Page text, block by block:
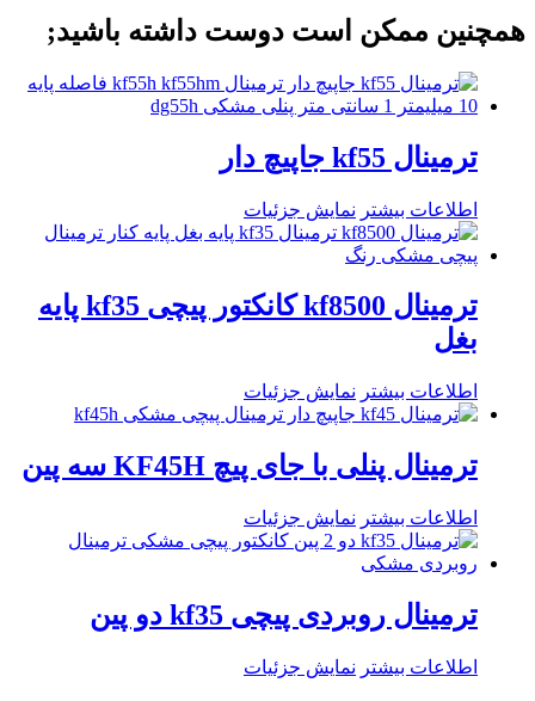
همچنین ممکن است دوست داشته باشید;
ترمینال kf55 جاپیچ دار
اطلاعات بیشتر نمایش جزئیات
ترمینال kf8500 کانکتور پیچی kf35 پایه
بغل
اطلاعات بیشتر نمایش جزئیات
ترمینال پنلی با جای پیچ KF45H سه پین
اطلاعات بیشتر نمایش جزئیات
ترمینال روبردی پیچی kf35 دو پین
اطلاعات بیشتر نمایش جزئیات